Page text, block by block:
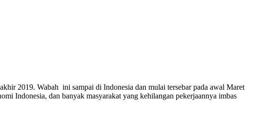
2019. Wabah ini sampai di Indonesia dan mulai tersebar pada awal Maret
Indonesia, dan banyak masyarakat yang kehilangan pekerjaannya imbas